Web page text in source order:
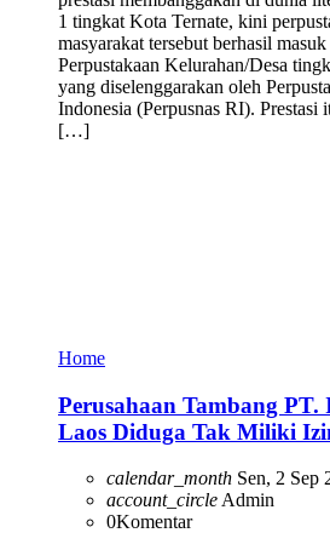
1 tingkat Kota Ternate, kini
masyarakat tersebut berhasil
Perpustakaan Kelurahan/Desa
yang diselenggarakan oleh
Indonesia (Perpusnas RI). Prestasi
[…]
Home
Perusahaan Tambang
Laos Diduga Tak Miliki
calendar_month Sen, 2 Sep
account_circle Admin
0Komentar